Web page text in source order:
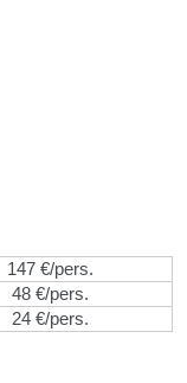
147 €/pers.
48 €/pers.
24 €/pers.